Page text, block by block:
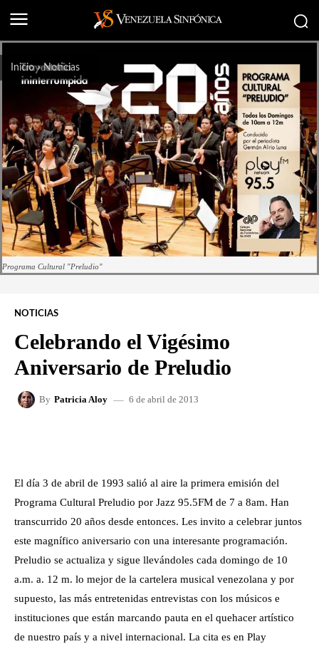
Inicio Noticias
Programa Cultural "Preludio"
NOTICIAS
Celebrando el Vigésimo
Aniversario de Preludio
By Patricia Aloy 6 de abril de 2013
El día 3 de abril de 1993 salió al aire la primera emisión del
Programa Cultural Preludio por Jazz 95.5FM de 7 a 8am. Han
transcurrido 20 años desde entonces. Les invito a celebrar juntos
este magnífico aniversario con una interesante programación.
Preludio se actualiza y sigue llevándoles cada domingo de 10
a.m. a. 12 m. lo mejor de la cartelera musical venezolana y por
supuesto, las más entretenidas entrevistas con los músicos e
instituciones que están marcando pauta en el quehacer artístico
de nuestro país y a nivel internacional. La cita es en Play